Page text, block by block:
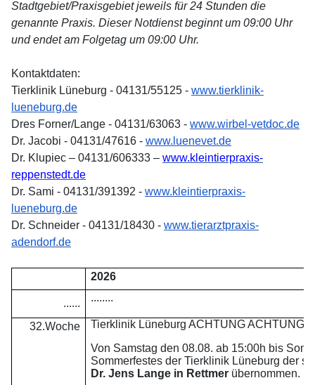
Stadtgebiet/Praxisgebiet jeweils für 24 Stunden die
genannte Praxis. Dieser Notdienst beginnt um 09:00 Uhr
und endet am Folgetag um 09:00 Uhr.
Kontaktdaten:
Tierklinik Lüneburg - 04131/55125 - www.tierklinik-
lueneburg.de
Dres Forner/Lange - 04131/63063 - www.wirbel-vetdoc.de
Dr. Jacobi - 04131/47616 - www.luenevet.de
Dr. Klupiec – 04131/606333 – www.kleintierpraxis-
reppenstedt.de
Dr. Sami - 04131/391392 - www.kleintierpraxis-
lueneburg.de
Dr. Schneider - 04131/18430 - www.tierarztpraxis-
adendorf.de
2026
...... ........
32.Woche
Tierklinik Lüneburg ACHTUNG ACHTUNG
Von Samstag den 08.08. ab 15:00h bis
Sommerfestes der Tierklinik Lüneburg der
Dr. Jens Lange in Rettmer übernommen.